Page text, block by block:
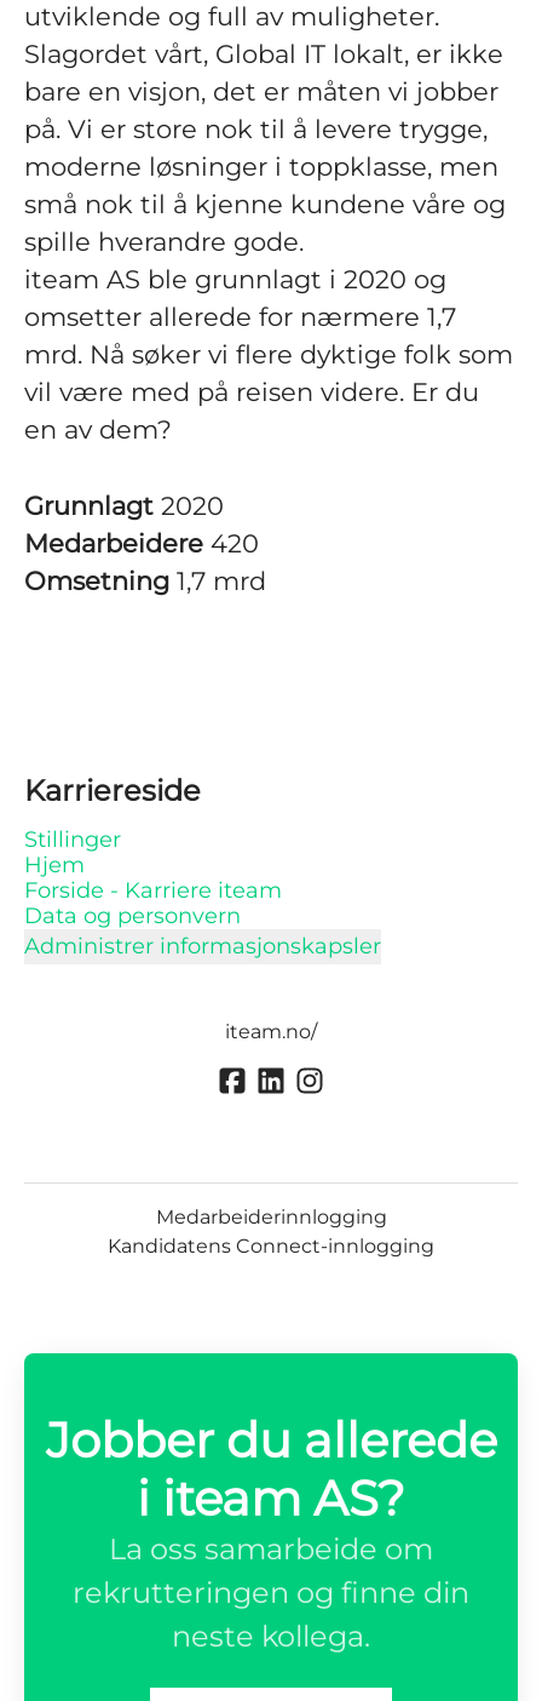
utviklende og full av muligheter.
Slagordet vårt, Global IT lokalt, er ikke
bare en visjon, det er måten vi jobber
på. Vi er store nok til å levere trygge,
moderne løsninger i toppklasse, men
små nok til å kjenne kundene våre og
spille hverandre gode.
iteam AS ble grunnlagt i 2020 og
omsetter allerede for nærmere 1,7
mrd. Nå søker vi flere dyktige folk som
vil være med på reisen videre. Er du
en av dem?
Grunnlagt 2020
Medarbeidere 420
Omsetning 1,7 mrd
Karriereside
Stillinger
Hjem
Forside - Karriere iteam
Data og personvern
Administrer informasjonskapsler
iteam.no/
Medarbeiderinnlogging
Kandidatens Connect-innlogging
Jobber du allerede
i iteam AS?
La oss samarbeide om
rekrutteringen og finne din
neste kollega.